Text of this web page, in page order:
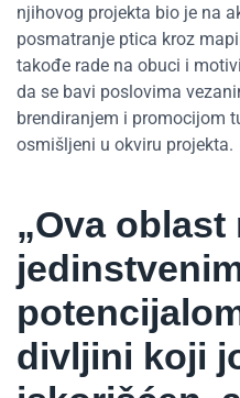
njihovog projekta bio je na
posmatranje ptica kroz
takođe rade na obuci i
da se bavi poslovima
brendiranjem i promocijom
osmišljeni u okviru projekta.
„Ova oblast
divljini koji